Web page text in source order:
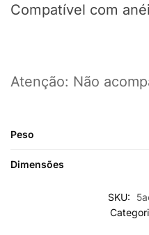
Compatível com
Atenção: Não
Peso
Dimensões
SKU: